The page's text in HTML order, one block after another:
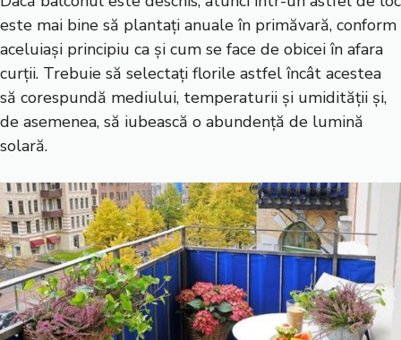
este mai bine să plantați anuale în primăvară, conform
aceluiași principiu ca și cum se face de obicei în afara
curții. Trebuie să selectați florile astfel încât acestea
să corespundă mediului, temperaturii și umidității și,
de asemenea, să iubească o abundență de lumină
solară.